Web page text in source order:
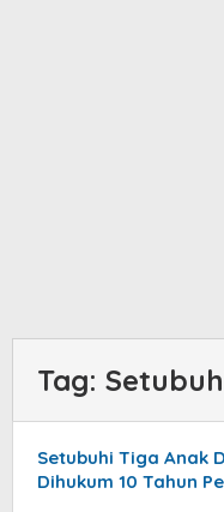
Tag:
Setubuhi Tiga Anak
Dihukum 10 Tahun